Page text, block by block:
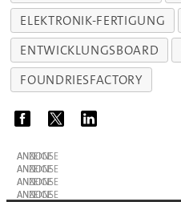
ELEKTRONIK-FERTIGUNG
ENTWICKLUNGSBOARD
FOUNDRIESFACTORY
ANZEIGE
ANZEIGE
ANZEIGE
ANZEIGE